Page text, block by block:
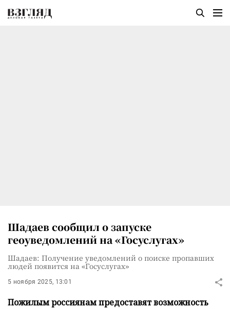
Шадаев сообщил о запуске
геоуведомлений на «Госуслугах»
Шадаев: Получение уведомлений о поиске пропавших
людей появится на «Госуслугах»
5 ноября 2025, 13:01
Пожилым россиянам предоставят возможность